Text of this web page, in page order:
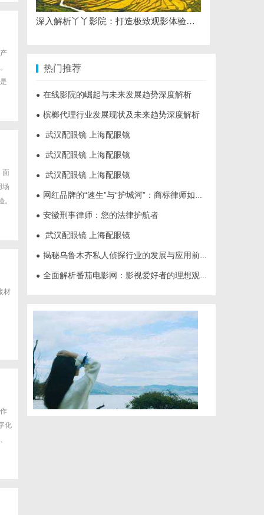
面
场
材
化
深入解析丫丫影院：打造极致观影体验的全方位平台
热门推荐
● 在线影院的崛起与未来发展趋势深度解析
● 槟榔代理行业发展现状及未来趋势深度解析
● 武汉配眼镜 上海配眼镜
● 武汉配眼镜 上海配眼镜
● 武汉配眼镜 上海配眼镜
● 网红品牌的“速生”与“护城河”：商标律师如何破解流量变现的知产焦虑
● 安徽刑事律师：您的法律护航者
● 武汉配眼镜 上海配眼镜
● 揭秘乌鲁木齐私人侦探行业的发展与应用前景
● 全面解析番茄电影网：影视爱好者的理想观影平台